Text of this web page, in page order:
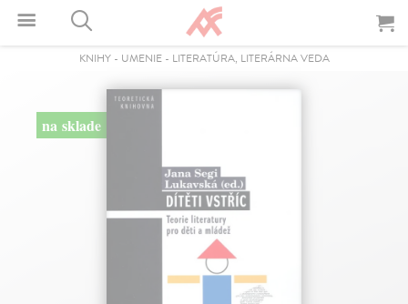
KNIHY- UMENIE- LITERATÚRA, LITERÁRNA VEDA
na sklade